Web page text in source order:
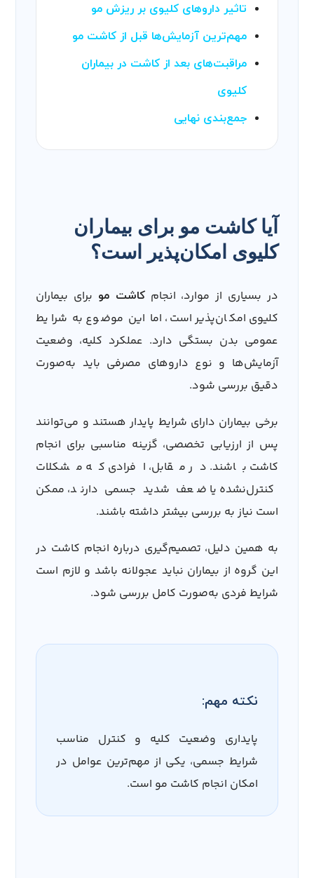
تاثیر داروهای کلیوی بر ریزش مو
مهم‌ترین آزمایش‌ها قبل از کاشت مو
مراقبت‌های بعد از کاشت در بیماران
کلیوی
جمع‌بندی نهایی
آیا کاشت مو برای بیماران
کلیوی امکان‌پذیر است؟
در بسیاری از موارد، انجامکاشت مو برای بیماران
کلیوی امکان‌پذیر است، اما این موضوع به شرایط
عمومی بدن بستگی دارد. عملکرد کلیه، وضعیت
آزمایش‌ها و نوع داروهای مصرفی باید به‌صورت
دقیق بررسی شود.
برخی بیماران دارای شرایط پایدار هستند و می‌توانند
پس از ارزیابی تخصصی، گزینه مناسبی برای انجام
کاشت باشند. در مقابل، افرادی که مشکلات
کنترل‌نشده یا ضعف شدید جسمی دارند، ممکن
است نیاز به بررسی بیشتر داشته باشند.
به همین دلیل، تصمیم‌گیری درباره انجام کاشت در
این گروه از بیماران نباید عجولانه باشد و لازم است
شرایط فردی به‌صورت کامل بررسی شود.
نکته مهم:
پایداری وضعیت کلیه و کنترل مناسب
شرایط جسمی، یکی از مهم‌ترین عوامل در
امکان انجام کاشت مو است.